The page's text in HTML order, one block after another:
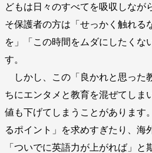
どもは日々のすべてを吸収しなが
そ保護者の方は「せっかく触れる
を」「この時間をムダにしたくな
す。
しかし、この「良かれと思った
ちにエンタメと教育を混ぜてしま
値も下げてしまうことがあります
るポイント」を求めすぎたり、海
「ついでに英語力が上がれば」